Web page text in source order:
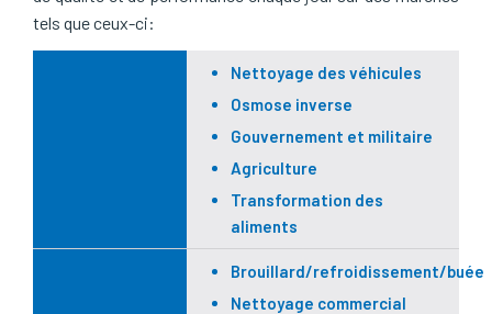
tels que ceux-ci:
Nettoyage des véhicules
Osmose inverse
Gouvernement et militaire
Agriculture
Transformation des
aliments
Brouillard/refroidissement/buée
Nettoyage commercial